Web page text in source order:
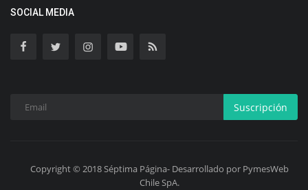
SOCIAL MEDIA
Suscripción
Copyright © 2018 Séptima Página- Desarrollado por PymesWeb
Chile SpA.